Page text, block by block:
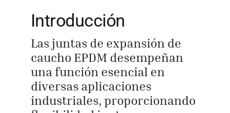
Introducción
Las juntas de expansión de
caucho EPDM desempeñan
una función esencial en
diversas aplicaciones
industriales, proporcionando